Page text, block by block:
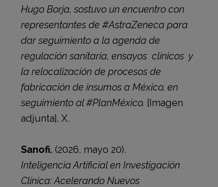
Hugo Borja, sostuvo un encuentro con
representantes de #AstraZeneca para
dar seguimiento a la agenda de
regulación sanitaria, ensayos clínicos y
la relocalización de procesos de
fabricación de insumos a México, en
seguimiento al #PlanMéxico. [Imagen
adjunta]. X.
Sanofi. (2026, mayo 20).
Inteligencia Artificial en Investigación
Clínica: Acelerando Nuevos